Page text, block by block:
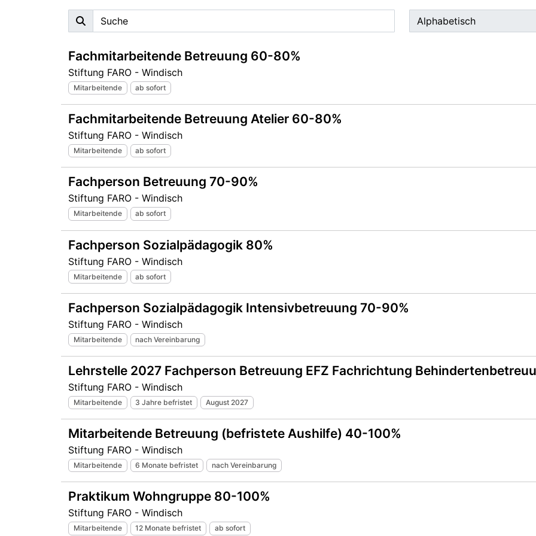
Fachmitarbeitende Betreuung 60-80%
Stiftung FARO - Windisch
Mitarbeitende ab sofort
Fachmitarbeitende Betreuung Atelier 60-80%
Stiftung FARO - Windisch
Mitarbeitende ab sofort
Fachperson Betreuung 70-90%
Stiftung FARO - Windisch
Mitarbeitende ab sofort
Fachperson Sozialpädagogik 80%
Stiftung FARO - Windisch
Mitarbeitende ab sofort
Fachperson Sozialpädagogik Intensivbetreuung 70-90%
Stiftung FARO - Windisch
Mitarbeitende nach Vereinbarung
Lehrstelle 2027 Fachperson Betreuung EFZ Fachrichtung
Stiftung FARO - Windisch
Mitarbeitende 3 Jahre befristet August 2027
Mitarbeitende Betreuung (befristete Aushilfe) 40-100%
Stiftung FARO - Windisch
Mitarbeitende 6 Monate befristet nach Vereinbarung
Praktikum Wohngruppe 80-100%
Stiftung FARO - Windisch
Mitarbeitende 12 Monate befristet ab sofort